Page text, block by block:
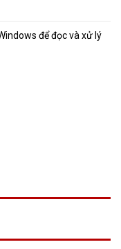
để đọc và xử lý